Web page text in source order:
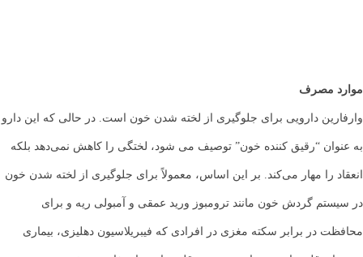
موارد مصرف
وارفارین دارویی برای جلوگیری از لخته شدن خون است. در حالی که این دارو
به عنوان “رقیق کننده خون” توصیف می شود، لختگی را کاهش نمی‌دهد بلکه
انعقاد را مهار می‌کند. بر این اساس، معمولاً برای جلوگیری از لخته شدن خون
در سیستم گردش خون مانند ترومبوز ورید عمقی و آمبولی ریه و برای
محافظت در برابر سکته مغزی در افرادی که فیبریلاسیون دهلیزی، بیماری